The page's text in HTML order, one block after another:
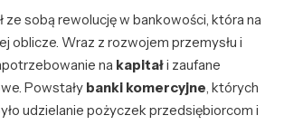
ze sobą rewolucję w bankowości, która na
oblicze. Wraz z rozwojem przemysłu i
na kapitałi zaufane
Powstały banki komercyjne, których
udzielanie pożyczek przedsiębiorcom i